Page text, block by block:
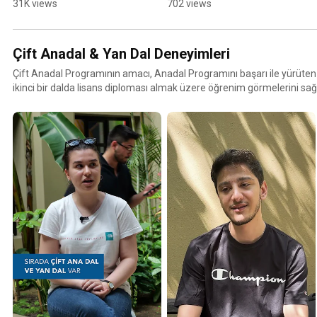
31K views 702 views
Çift Anadal & Yan Dal Deneyimleri
Çift Anadal Programının amacı, Anadal Programını başarı ile
ikinci bir dalda lisans diploması almak üzere öğrenim görmelerini